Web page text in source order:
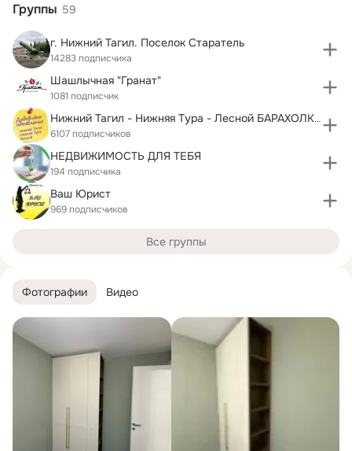
Фотографии Видео
Группы 59
г. Нижний Тагил. Поселок Старатель
14283 подписчика
Шашлычная "Гранат"
1081 подписчик
Нижний Тагил - Нижняя Тура - Лесной БАРАХОЛКА
6107 подписчиков
НЕДВИЖИМОСТЬ ДЛЯ ТЕБЯ
194 подписчика
Ваш Юрист
969 подписчиков
Все группы